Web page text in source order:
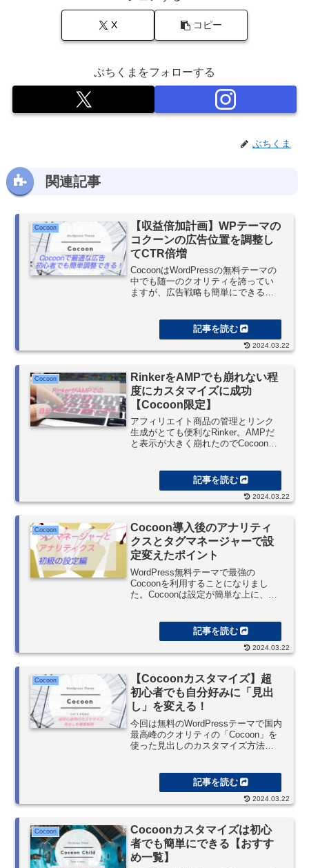
X コピー
ぶちくまをフォローする
ぶちくま
関連記事
Cocoon
【収益倍加計画】WPテーマの
コクーンの広告位置を調整し
てCTR倍増
CocoonはWordPressの無料テーマの
中でも随一のクオリティを誇ってい
ますが、広告戦略も簡単にできるの
告とマニュアル広告を併用させて、
さらに記事中の好きな場所に、ショ
ートタグで簡単に広告挿入できるの
も使えて、定型文入力はお手のもの
です。
2024.03.22
Cocoon
RinkerをAMPでも崩れない程
度にカスタマイズに成功
【Cocoon限定】
アフィリエイト商品の管理とリンク
生成がとても便利なRinker。AMPだ
と表示が大きく崩れたのでCocoon使
2024.03.22
Cocoon
Cocoon導入後のアナリティ
クスとタグマネージャーで設
定変えたポイント
WordPress無料テーマで最強の
Cocoonを利用することになりまし
た。Cocoonは設定が簡単な上に、製
は毎日大にぎわいです。いいね。
2024.03.22
Cocoon
【Cocoonカスタマイズ】超
初心者でも自分好みに「見出
し」を変える！
今回は無料のWordPressテーマで国内
最高峰のクオリティの「Cocoon」を
使った見出しのカスタマイズ方法
できない状態の初心者の方でも、き
っと自由にカスタマイズできるくら
いのわかりやすさを目指したつもり
Chromeのデベロッパーツールの使い
方も説明しました。
2024.03.22
Cocoon
Cocoonカスタマイズは初心
者でも簡単にできる【おすす
め一覧】